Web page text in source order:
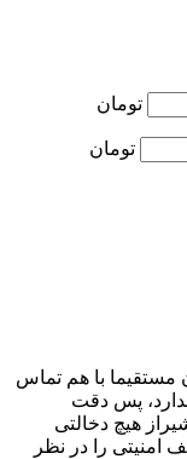
تومان
تومان
مستقیما با هم تماس
پس دقت
هیچ دخالتی
امنیتی را در نظر